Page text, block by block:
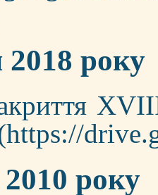
2018 року
року